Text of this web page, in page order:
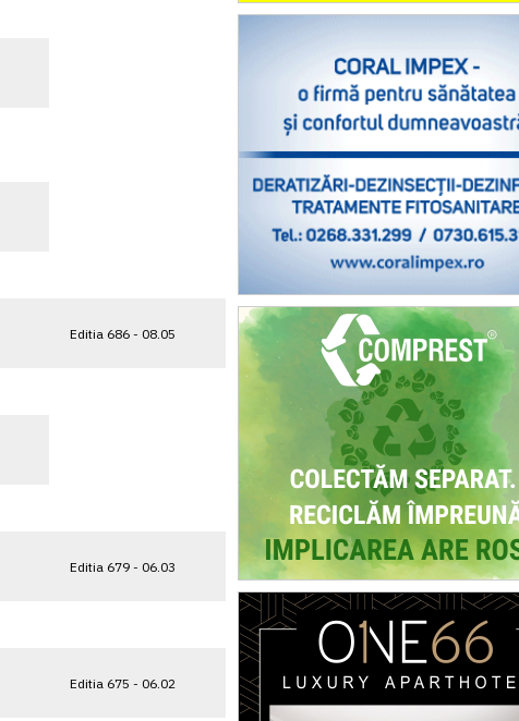
Editia 686 - 08.05
Editia 679 - 06.03
Editia 675 - 06.02